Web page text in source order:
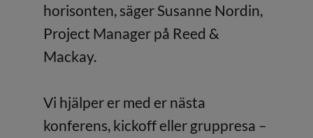
horisonten, säger Susanne Nordin,
Project Manager på Reed &
Mackay.
Vi hjälper er med er nästa
konferens, kickoff eller gruppresa –